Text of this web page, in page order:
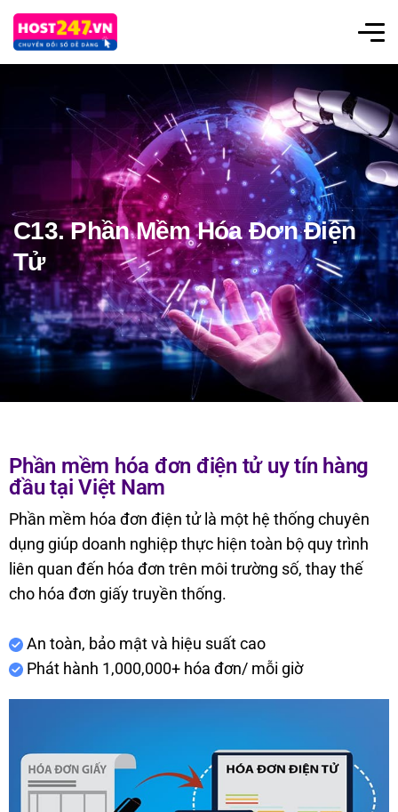
C13. Phần Mềm Hóa Đơn Điện
Tử
Trang chủ C13. Phần mềm hóa đơn điện tử
Phần mềm hóa đơn điện tử uy tín hàng
đầu tại Việt Nam
Phần mềm hóa đơn điện tử là một hệ thống chuyên
dụng giúp doanh nghiệp thực hiện toàn bộ quy trình
liên quan đến hóa đơn trên môi trường số, thay thế
cho hóa đơn giấy truyền thống.
An toàn, bảo mật và hiệu suất cao
Phát hành 1,000,000+ hóa đơn/ mỗi giờ